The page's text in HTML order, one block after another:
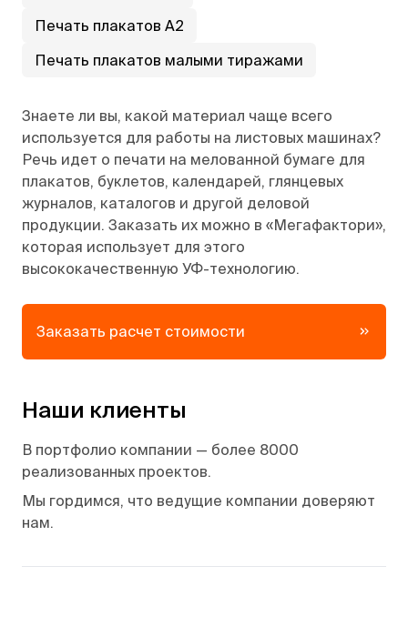
Печать плакатов А2
Печать плакатов малыми тиражами
Знаете ли вы, какой материал чаще всего
используется для работы на листовых машинах?
Речь идет о печати на мелованной бумаге для
плакатов, буклетов, календарей, глянцевых
журналов, каталогов и другой деловой
продукции. Заказать их можно в «Мегафактори»,
которая использует для этого
высококачественную УФ-технологию.
Заказать расчет стоимости
Наши клиенты
В портфолио компании — более 8000
реализованных проектов.
Мы гордимся, что ведущие компании доверяют
нам.